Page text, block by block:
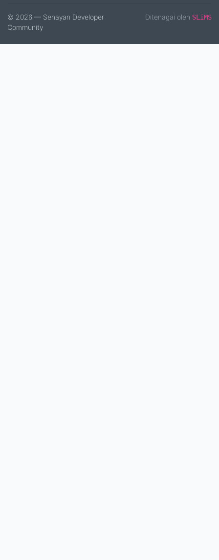
© 2026 — Senayan Developer
Community
Ditenagai oleh SLiMS